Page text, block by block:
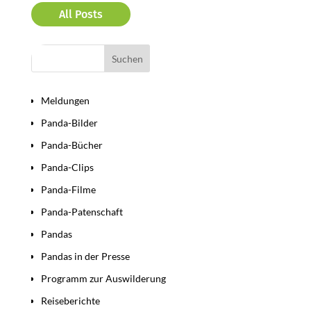
All Posts
Meldungen
Panda-Bilder
Panda-Bücher
Panda-Clips
Panda-Filme
Panda-Patenschaft
Pandas
Pandas in der Presse
Programm zur Auswilderung
Reiseberichte